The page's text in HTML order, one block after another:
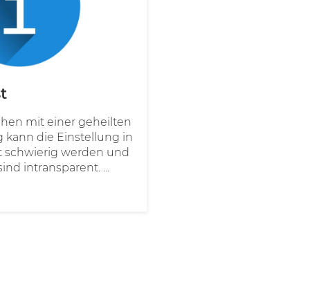
mit einer geheilten
kann die Einstellung in
schwierig werden und
intransparent. ...